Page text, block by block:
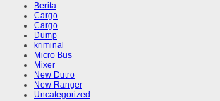
Berita
Cargo
Cargo
Dump
kriminal
Micro Bus
Mixer
New Dutro
New Ranger
Uncategorized